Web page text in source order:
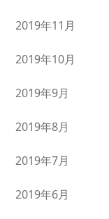
2019年11月
2019年10月
2019年9月
2019年8月
2019年7月
2019年6月